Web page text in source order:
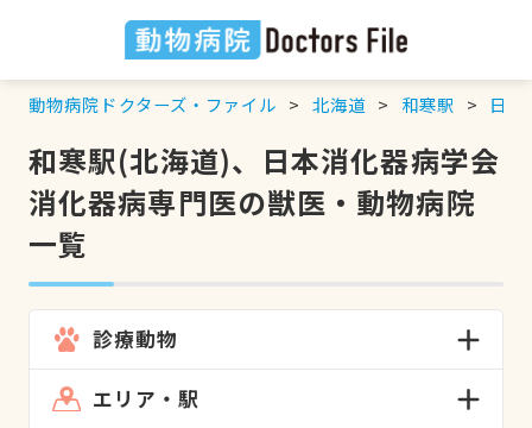
動物病院ドクターズ・ファイル 北海道 和寒駅 日本
和寒駅(北海道)、日本消化器病学会
消化器病専門医の獣医・動物病院
一覧
診療動物
エリア・駅